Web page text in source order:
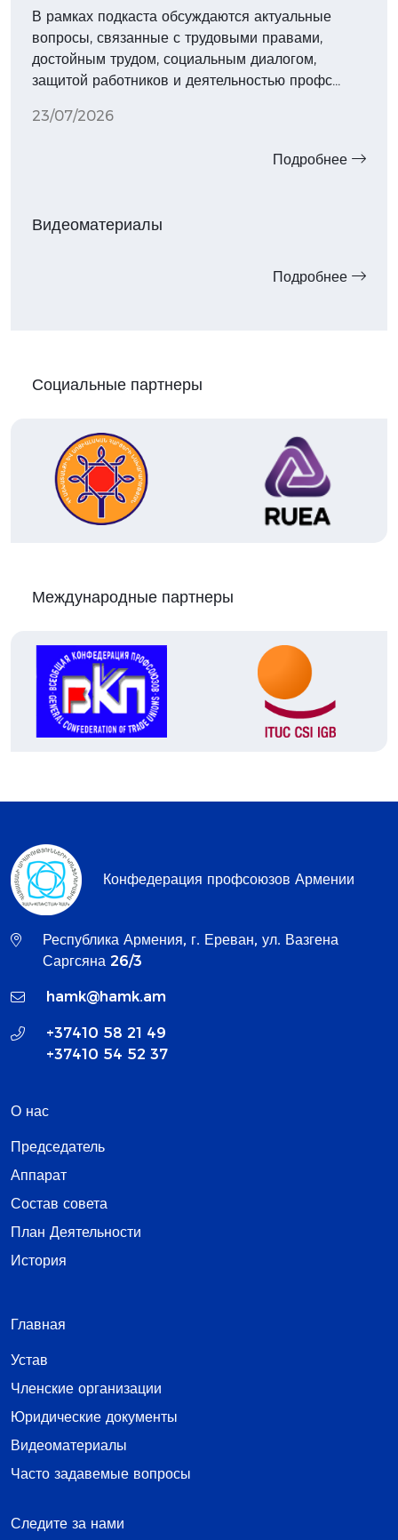
В рамках подкаста обсуждаются актуальные
вопросы, связанные с трудовыми правами,
достойным трудом, социальным диалогом,
защитой работников и деятельностью профс…
23/07/2026
Подробнее
Видеоматериалы
Подробнее
Социальные партнеры
Международные партнеры
Конфедерация профсоюзов Армении
Республика Армения, г. Ереван, ул. Вазгена
Саргсяна 26/3
hamk@hamk.am
+37410 58 21 49
+37410 54 52 37
О нас
Председатель
Аппарат
Состав совета
План Деятельности
История
Главная
Устав
Членские организации
Юридические документы
Видеоматериалы
Часто задавемые вопросы
Следите за нами